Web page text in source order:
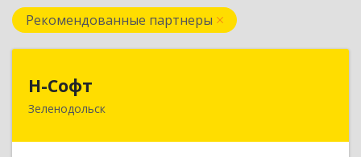
Рекомендованные партнеры
Н-Софт
Зеленодольск422521, Татарстан Респ (Татарстан),